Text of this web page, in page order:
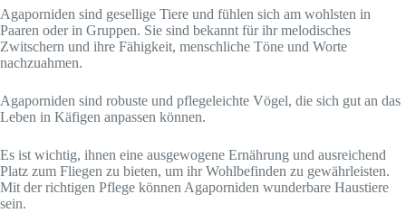
Agaporniden sind gesellige Tiere und fühlen sich am wohlsten in
Paaren oder in Gruppen. Sie sind bekannt für ihr melodisches
Zwitschern und ihre Fähigkeit, menschliche Töne und Worte
nachzuahmen.
Agaporniden sind robuste und pflegeleichte Vögel, die sich gut an das
Leben in Käfigen anpassen können.
Es ist wichtig, ihnen eine ausgewogene Ernährung und ausreichend
Platz zum Fliegen zu bieten, um ihr Wohlbefinden zu gewährleisten.
Mit der richtigen Pflege können Agaporniden wunderbare Haustiere
sein.